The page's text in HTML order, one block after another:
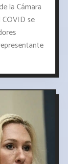
la Cámara
se